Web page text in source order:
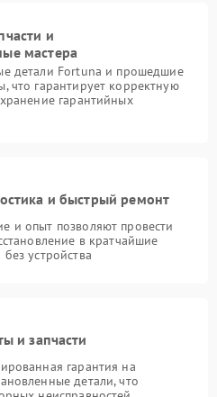
и
мастера
детали Fortuna и прошедшие
что гарантирует корректную
гарантийных
и быстрый ремонт
и опыт позволяют провести
в кратчайшие
устройства
и запчасти
гарантия на
детали, что